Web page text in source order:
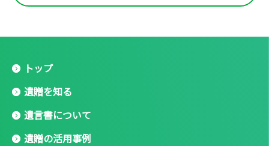
トップ
遺贈を知る
遺言書について
遺贈の活用事例